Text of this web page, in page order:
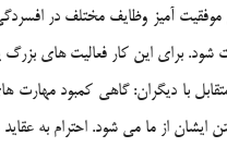
موفقيت آميز وظايف مختلف در
شود. براي اين كار فعاليت هاي
با ديگران: گاهي كمبود مهارت
ايشان از ما مي شود. احترام به